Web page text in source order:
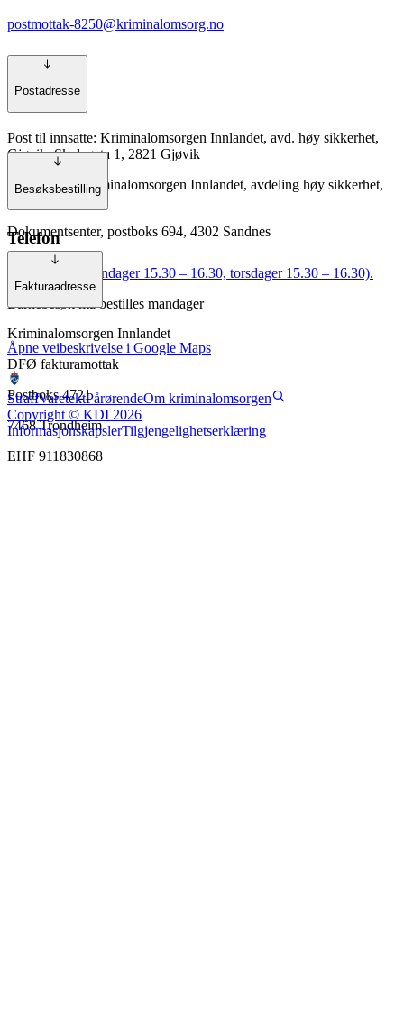
postmottak-8250@kriminalomsorg.no
Postadresse
Post til innsatte: Kriminalomsorgen Innlandet, avd. høy sikkerhet,
Gjøvik, Skolegata 1, 2821 Gjøvik
Annen post: Kriminalomsorgen Innlandet, avdeling høy sikkerhet,
Dokumentsenter, postboks 694, 4302 Sandnes
Besøksbestilling
Telefon
61 13 63 40 (mandager 15.30 – 16.30, torsdager 15.30 – 16.30).
Barnebesøk må bestilles mandager
Fakturaadresse
Kriminalomsorgen Innlandet
DFØ fakturamottak
Postboks 4721
7468 Trondheim
EHF 911830868
Åpne veibeskrivelse i Google Maps
StraffVaretektPårørendeOm kriminalomsorgen
Copyright © KDI 2026
InformasjonskapslerTilgjengelighetserklæring